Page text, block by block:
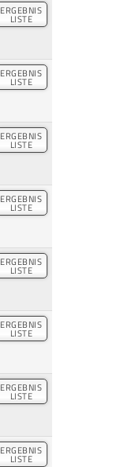
ERGEBNIS
LISTE
ERGEBNIS
LISTE
ERGEBNIS
LISTE
ERGEBNIS
LISTE
ERGEBNIS
LISTE
ERGEBNIS
LISTE
ERGEBNIS
LISTE
ERGEBNIS
LISTE